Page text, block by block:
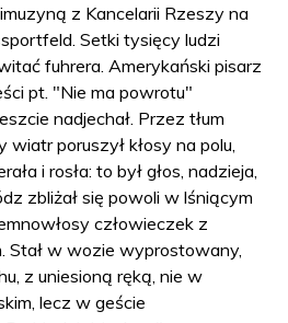
z Kancelarii Rzeszy na
Setki tysięcy ludzi
fuhrera. Amerykański pisarz
pt. "Nie ma powrotu"
nadjechał. Przez tłum
wiatr poruszył kłosy na polu,
i rosła: to był głos, nadzieja,
zbliżał się powoli w lśniącym
człowieczek z
Stał w wozie wyprostowany,
z uniesioną ręką, nie w
lecz w geście